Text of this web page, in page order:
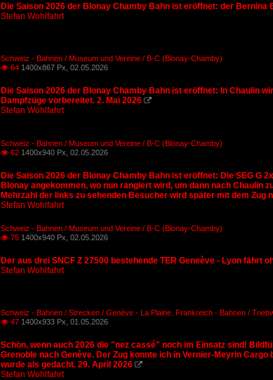
Die Saison 2026 der Blonay Chamby Bahn ist eröffnet: der
Stefan Wohlfahrt
Schweiz - Bahnen / Museum und Vereine / B-C (Blonay-Chamby)
 64 1400x867 Px, 02.05.2026
Die Saison 2026 der Blonay Chamby Bahn ist eröffnet: In Chaulin
Dampfzüge vorbereitet. 2. Mai 2026 
Stefan Wohlfahrt
Schweiz - Bahnen / Museum und Vereine / B-C (Blonay-Chamby)
 62 1400x940 Px, 02.05.2026
Die Saison 2026 der Blonay Chamby Bahn ist eröffnet: Die SEG G
Blonay angekommen, wo nun rangiert wird, um dann nach
Mehrzahl der links zu sehenden Besucher wird später mit dem Zug
Stefan Wohlfahrt
Schweiz - Bahnen / Museum und Vereine / B-C (Blonay-Chamby)
 75 1400x940 Px, 02.05.2026
Der aus drei SNCF Z 27500 bestehende TER Geneève - Lyon fährt
Stefan Wohlfahrt
Schweiz - Bahnen / Strecken / Genève - La Plaine Frankreich - Bahnen /
 47 1400x933 Px, 01.05.2026
Schön, wenn auch 2026 die "nez cassé" noch im Einsatz sind!
Grenoble nach Genève. Der Zug konnte ich in Vernier-Meyrin
wurde als gedacht. 29. April 2026 
Stefan Wohlfahrt